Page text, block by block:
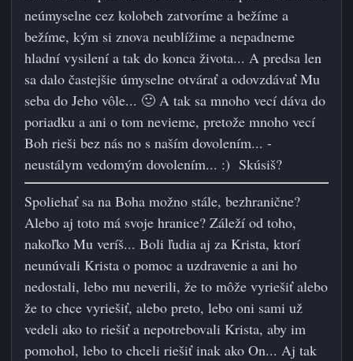
neúmyselne cez kolobeh zatvoríme a bežíme a
bežíme, kým si znova neublížime a nepadneme
hladní vysilení a tak do konca života... A predsa len
sa dalo častejšie úmyselne otvárať a odovzdávať Mu
seba do Jeho vôle... 🙂 A tak sa mnoho vecí dáva do
poriadku a ani o tom nevieme, pretože mnoho vecí
Boh rieši bez nás no s naším dovolením... -
neustálym vedomým dovolením... :) Skúsiš?
Spoliehať sa na Boha možno stále, bezhranične?
Alebo aj toto má svoje hranice? Záleží od toho,
nakoľko Mu veríš... Boli ľudia aj za Krista, ktorí
neunúvali Krista o pomoc a uzdravenie a ani ho
nedostali, lebo mu neverili, že to môže vyriešiť alebo
že to chce vyriešiť, alebo preto, lebo oni sami už
vedeli ako to riešiť a nepotrebovali Krista, aby im
pomohol, lebo to chceli riešiť inak ako On... Aj tak